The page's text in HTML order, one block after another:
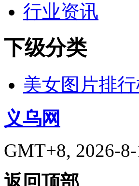
行业资讯
下级分类
美女图片排
义乌网
GMT+8, 2026-